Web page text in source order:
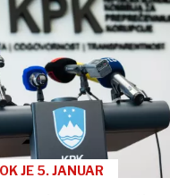
JE 5. JANUAR